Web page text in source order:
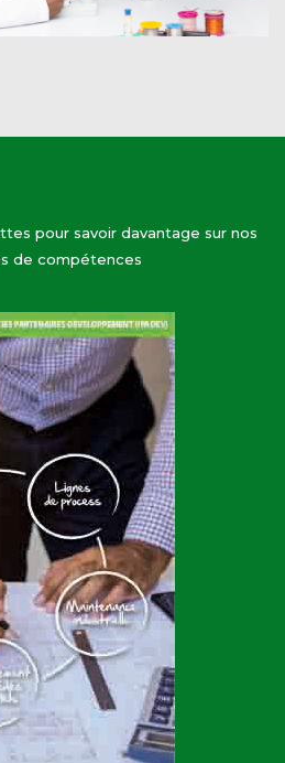
pour savoir davantage sur nos
de compétences